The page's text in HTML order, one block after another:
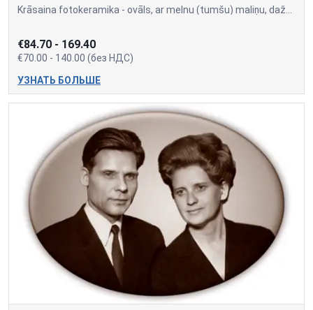
€84.70 - 169.40
€70.00 - 140.00 (без НДС)
УЗНАТЬ БОЛЬШЕ